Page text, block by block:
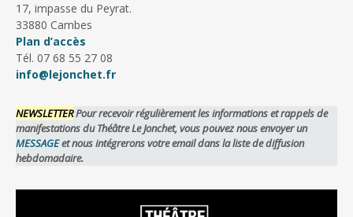
17, impasse du Peyrat.
33880 Cambes
Plan d’accès
Tél. 07 68 55 27 08
info@lejonchet.fr
NEWSLETTERPour recevoir régulièrement les informations et rappels de
manifestations du Théâtre Le Jonchet, vous pouvez nous envoyer un
MESSAGEet nous intégrerons votre email dans la liste de diffusion
hebdomadaire.